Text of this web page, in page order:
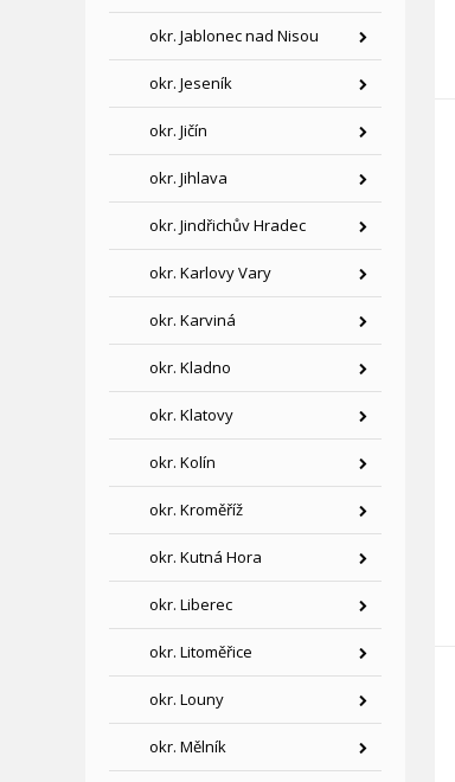
okr. Jablonec nad Nisou
okr. Jeseník
okr. Jičín
okr. Jihlava
okr. Jindřichův Hradec
okr. Karlovy Vary
okr. Karviná
okr. Kladno
okr. Klatovy
okr. Kolín
okr. Kroměříž
okr. Kutná Hora
okr. Liberec
okr. Litoměřice
okr. Louny
okr. Mělník